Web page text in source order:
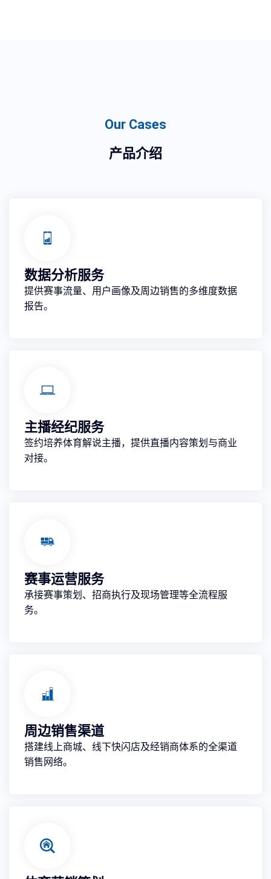
Our Cases
产品介绍
数据分析服务
提供赛事流量、用户画像及周边销售的多维度数据
报告。
主播经纪服务
签约培养体育解说主播，提供直播内容策划与商业
对接。
赛事运营服务
承接赛事策划、招商执行及现场管理等全流程服
务。
周边销售渠道
搭建线上商城、线下快闪店及经销商体系的全渠道
销售网络。